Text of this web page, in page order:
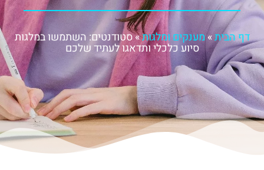
דף הבית»מענקים ומלגות»סטודנטים: השתמשו במלגות
סיוע כלכלי ותדאגו לעתיד שלכם